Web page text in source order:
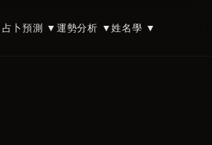
占卜預測 ▼運勢分析 ▼姓名學 ▼